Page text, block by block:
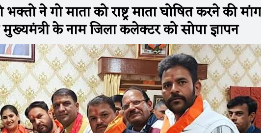
ने गो माता को राष्ट्र माता घोषित करने की मांग
के नाम जिला कलेक्टर को सोपा ज्ञापन